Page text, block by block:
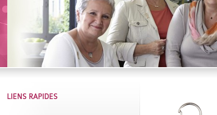
LIENS RAPIDES